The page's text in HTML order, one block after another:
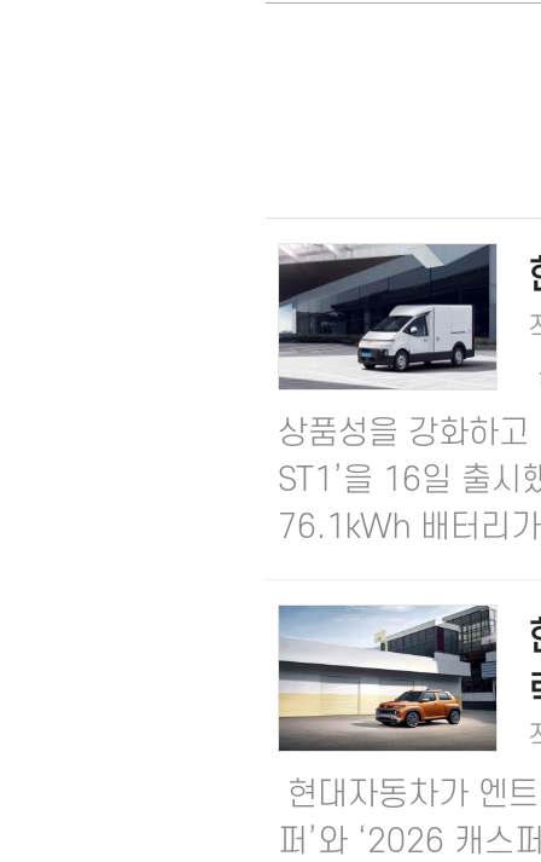
상품성을 강화하
ST1’을 16일 출시
76.1kWh 배터리
현대자동차가 엔
퍼’와 ‘2026 캐스